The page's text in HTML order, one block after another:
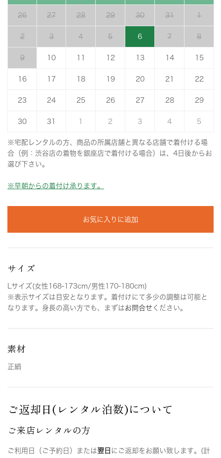
26 27 28 29 30 31 1
2 3 4 5 6 7 8
9 10 12 13 14 15
16 17 18 19 20 21 22
23 24 25 26 27 28 29
30 31 2 3 4 5
※宅配レンタルの方、商品の所属店舗と異なる店舗で着付ける場
合（例：渋谷店の着物を銀座店で着付ける場合）は、4日後からお
選び下さい。
※早朝からの着付け承ります。
お気に入りに追加
サイズ
Lサイズ(女性168-173cm/男性170-180cm)
※表示サイズは目安となります。着付けにて多少の調整は可能と
なります。身長の高い方でも、まずはお問合せ ください。
素材
正絹
ご返却日(レンタル泊数)について
ご来店レンタルの方
ご利用日（ご予約日）または翌日 にご返却をお願い致します。(計